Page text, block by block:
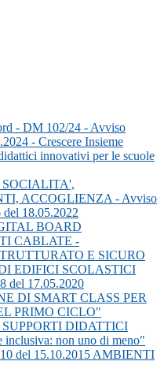
- DM 102/24 - Avviso
- Crescere Insieme
innovativi per le scuole
SOCIALITA',
ACCOGLIENZA - Avviso
18.05.2022
BOARD
CABLATE -
E SICURO
EDIFICI SCOLASTICI
del 17.05.2020
DI SMART CLASS PER
PRIMO CICLO"
SUPPORTI DIDATTICI
inclusiva: non uno di meno"
del 15.10.2015 AMBIENTI